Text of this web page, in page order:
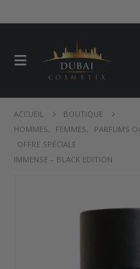
ACCUEIL
BOUTIQUE
HOMMES, FEMMES, PARFUMS
OFFRE SPÉCIALE
IMMENSE – BLACK EDITION